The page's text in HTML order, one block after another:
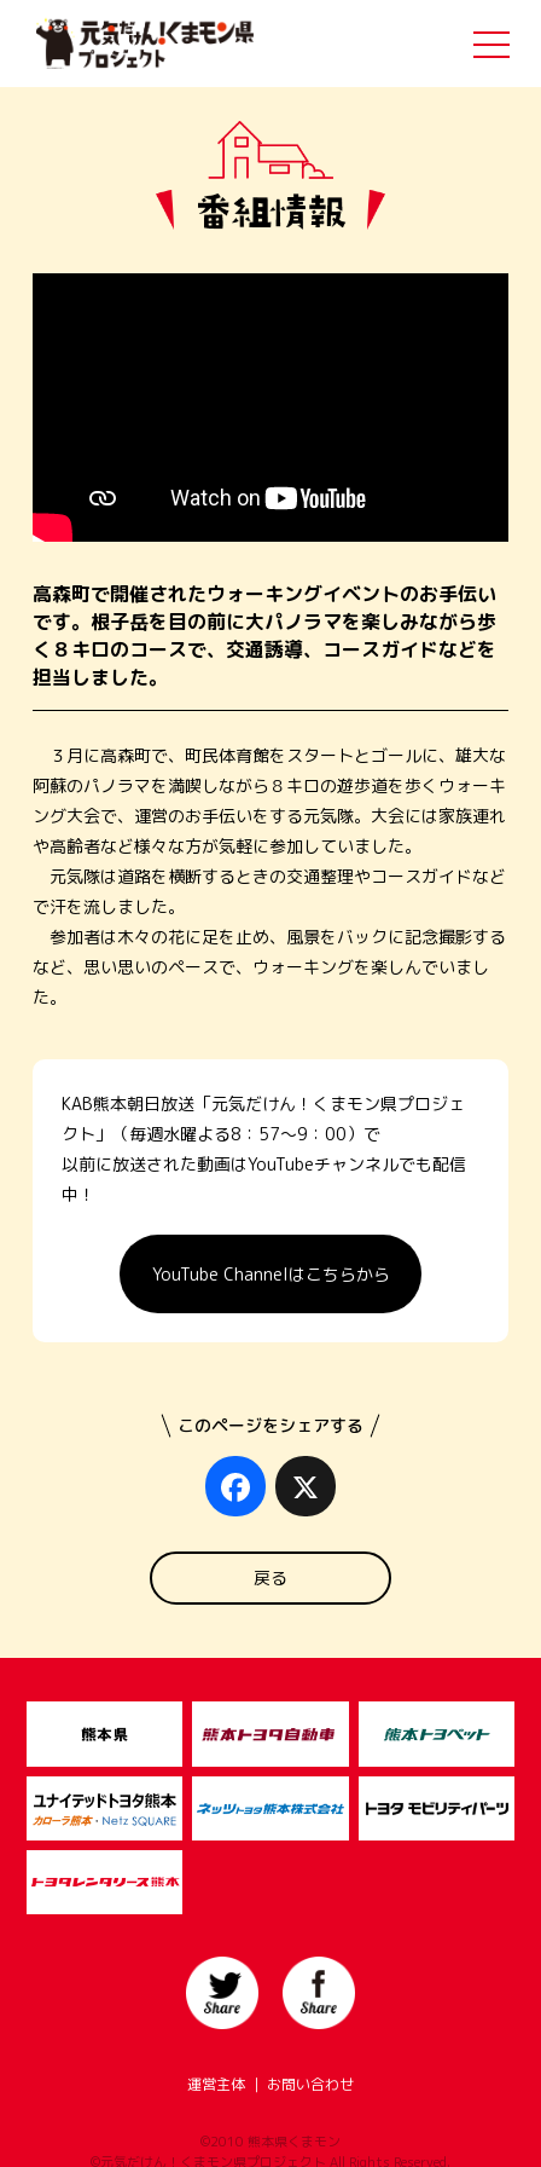
高森町で開催されたウォーキングイベントのお手伝い
です。根子岳を目の前に大パノラマを楽しみながら歩
く８キロのコースで、交通誘導、コースガイドなどを
担当しました。
３月に高森町で、町民体育館をスタートとゴールに、雄大な
阿蘇のパノラマを満喫しながら８キロの遊歩道を歩くウォーキ
ング大会で、運営のお手伝いをする元気隊。大会には家族連れ
や高齢者など様々な方が気軽に参加していました。
元気隊は道路を横断するときの交通整理やコースガイドなど
で汗を流しました。
参加者は木々の花に足を止め、風景をバックに記念撮影する
など、思い思いのペースで、ウォーキングを楽しんでいまし
た。
KAB熊本朝日放送「元気だけん！くまモン県プロジェ
クト」（毎週水曜よる8：57～9：00）で
以前に放送された動画はYouTubeチャンネルでも配信
中！
YouTube Channelはこちらから
このページをシェアする
Facebook
戻る
運営主体 ｜ お問い合わせ
©2010 熊本県くまモン
©元気だけん！くまモン県プロジェクト All Rights Reserved.